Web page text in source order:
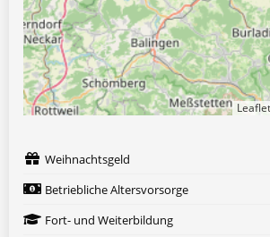
Weihnachtsgeld
Betriebliche Altersvorsorge
Fort- und Weiterbildung